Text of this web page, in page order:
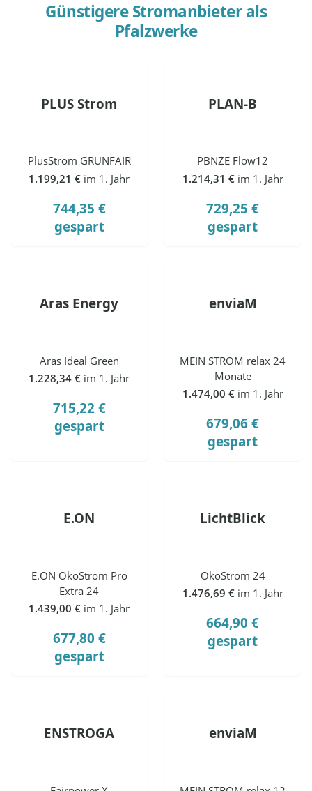
Günstigere Stromanbieter als
Pfalzwerke
PLUS Strom
PlusStrom GRÜNFAIR
1.199,21 € im 1. Jahr
744,35 €
gespart
PLAN-B
PBNZE Flow12
1.214,31 € im 1. Jahr
729,25 €
gespart
Aras Energy
Aras Ideal Green
1.228,34 € im 1. Jahr
715,22 €
gespart
enviaM
MEIN STROM relax 24
Monate
1.474,00 € im 1. Jahr
679,06 €
gespart
E.ON
E.ON ÖkoStrom Pro
Extra 24
1.439,00 € im 1. Jahr
677,80 €
gespart
LichtBlick
ÖkoStrom 24
1.476,69 € im 1. Jahr
664,90 €
gespart
ENSTROGA enviaM